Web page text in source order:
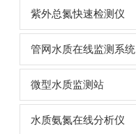
紫外总氮快速检测仪
管网水质在线监测系统
微型水质监测站
水质氨氮在线分析仪